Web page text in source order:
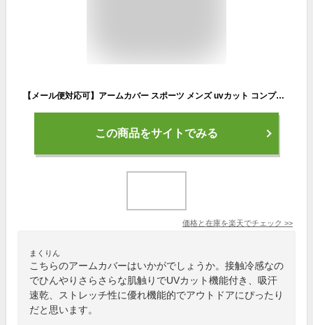
【メール便対応可】アームカバー スポーツ メンズ uvカット コンプレッション BTパワーストレッチ 吸汗速乾 接触冷感 おたふく手袋 JW618 BT冷感 日焼け防止 紫外線対策 作業用 ジョ
この商品をサイトでみる
価格と在庫を楽天でチェック >>
まくりん
こちらのアームカバーはいかがでしょうか。接触冷感なの
でひんやりさらさらな肌触りでUVカット機能付き、吸汗
速乾、ストレッチ性に優れ機能的でアウトドアにぴったり
だと思います。